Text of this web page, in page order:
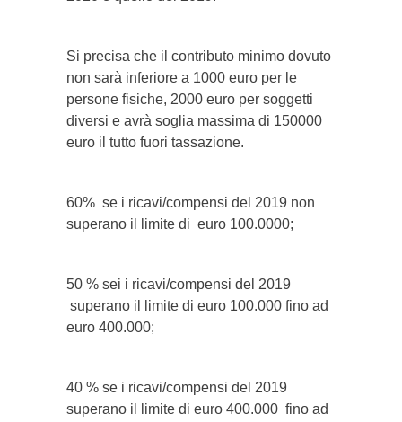
Si precisa che il contributo minimo dovuto
non sarà inferiore a 1000 euro per le
persone fisiche, 2000 euro per soggetti
diversi e avrà soglia massima di 150000
euro il tutto fuori tassazione.
60% se i ricavi/compensi del 2019 non
superano il limite di euro 100.0000;
50 % sei i ricavi/compensi del 2019
superano il limite di euro 100.000 fino ad
euro 400.000;
40 % se i ricavi/compensi del 2019
superano il limite di euro 400.000 fino ad